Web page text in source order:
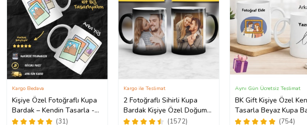
Kişiye Özel Fotoğraflı Kupa
Bardak – Kendin Tasarla -
Fotoğrafını Gönder
(31)
Kargo Bedava
2 Fotoğraflı Sihirli Kupa
Bardak Kişiye Özel Doğum
Günü Hediyesi Sevgiliye
(1572)
Kargo ile Teslimat
BK Gift Kişiye Özel
Tasarla Beyaz Kupa
Sevgiliye Hediye,(754)
Aynı Gün Ücretsiz Teslimat